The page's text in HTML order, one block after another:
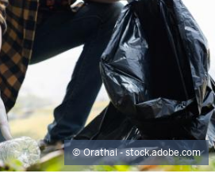
Orathai - stock.adobe.com